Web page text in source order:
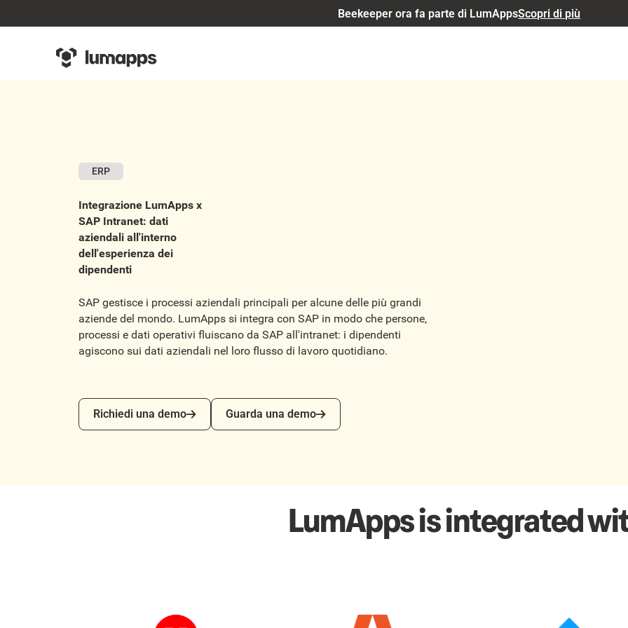
Beekeeper ora fa parte di LumAppsScopri di più
ERP
Integrazione LumApps x
SAP Intranet: dati
aziendali all'interno
dell'esperienza dei
dipendenti
SAP gestisce i processi aziendali principali per alcune delle più grandi
aziende del mondo. LumApps si integra con SAP in modo che persone,
processi e dati operativi fluiscano da SAP all'intranet: i dipendenti
agiscono sui dati aziendali nel loro flusso di lavoro quotidiano.
Richiedi una demo
Richiedi una demo
Guarda una demo
Guarda una demo
LumApps is integrated